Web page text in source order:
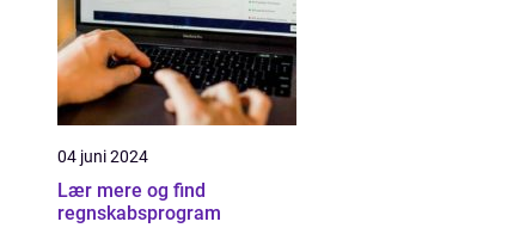
04 juni 2024
Lær mere og find
regnskabsprogram